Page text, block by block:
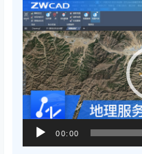
视
频
播
放
器
00:00